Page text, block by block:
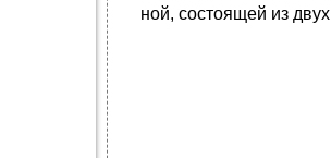
ной, состоящей из двух